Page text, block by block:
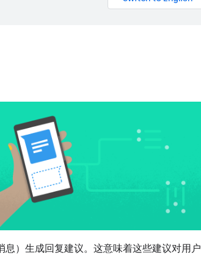
）生成回复建议。这意味着这些建议对用户